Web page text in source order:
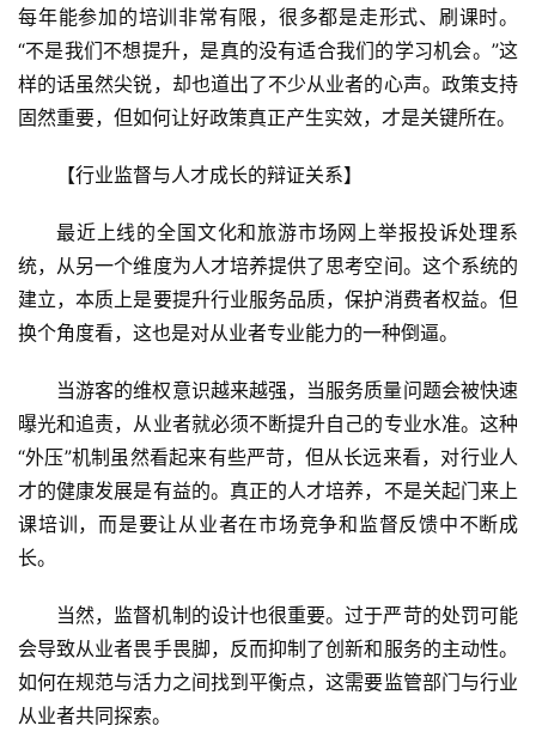
首
页
每年能参加的培训非常有限，很多都是走形式、刷课时。
“不是我们不想提升，是真的没有适合我们的学习机会。”这
样的话虽然尖锐，却也道出了不少从业者的心声。政策支持
固然重要，但如何让好政策真正产生实效，才是关键所在。
【行业监督与人才成长的辩证关系】
最近上线的全国文化和旅游市场网上举报投诉处理系
统，从另一个维度为人才培养提供了思考空间。这个系统的
建立，本质上是要提升行业服务品质，保护消费者权益。但
换个角度看，这也是对从业者专业能力的一种倒逼。
当游客的维权意识越来越强，当服务质量问题会被快速
曝光和追责，从业者就必须不断提升自己的专业水准。这种
“外压”机制虽然看起来有些严苛，但从长远来看，对行业人
才的健康发展是有益的。真正的人才培养，不是关起门来上
课培训，而是要让从业者在市场竞争和监督反馈中不断成
长。
当然，监督机制的设计也很重要。过于严苛的处罚可能
会导致从业者畏手畏脚，反而抑制了创新和服务的主动性。
如何在规范与活力之间找到平衡点，这需要监管部门与行业
从业者共同探索。